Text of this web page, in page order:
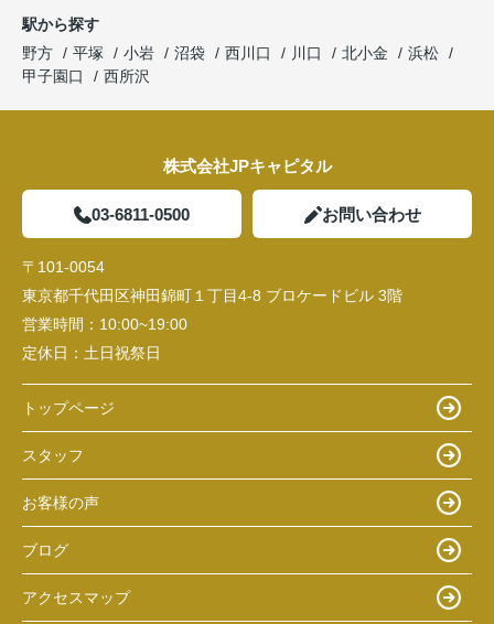
駅から探す
野方
平塚 小岩 沼袋 西川口 川口 北小金
浜松
甲子園口
西所沢
株式会社JPキャピタル
03-6811-0500 お問い合わせ
〒101-0054
東京都千代田区神田錦町１丁目4-8 ブロケードビル 3階
営業時間： 10:00~19:00
定休日： 土日祝祭日
トップページ
スタッフ
お客様の声
ブログ
アクセスマップ